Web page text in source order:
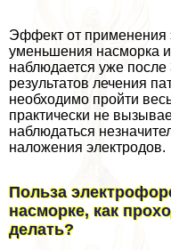
Эффект от применения
уменьшения насморка
наблюдается уже
результатов лечения
необходимо пройти
пpaктически не
наблюдаться
наложения электродов.
Польза
насморке, как
делать?